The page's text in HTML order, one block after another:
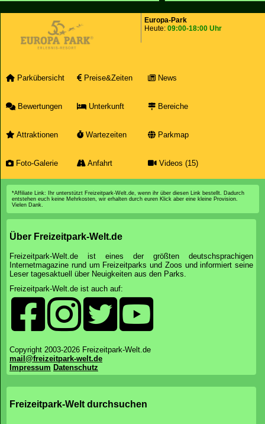
Europa-Park
Heute: 09:00-18:00 Uhr
Parkübersicht Preise&Zeiten News
Bewertungen Unterkunft Bereiche
Attraktionen Wartezeiten Parkmap
Foto-Galerie Anfahrt Videos (15)
*Affiliate Link: Ihr unterstützt Freizeitpark-Welt.de, wenn ihr über diesen Link bestellt. Dadurch
entstehen euch keine Mehrkosten, wir erhalten durch euren Klick aber eine kleine Provision.
Vielen Dank.
Über Freizeitpark-Welt.de
Freizeitpark-Welt.de ist eines der größten deutschsprachigen
Internetmagazine rund um Freizeitparks und Zoos und informiert seine
Leser tagesaktuell über Neuigkeiten aus den Parks.
Freizeitpark-Welt.de ist auch auf:
Copyright 2003-2026 Freizeitpark-Welt.de
mail@freizeitpark-welt.de
Impressum Datenschutz
Freizeitpark-Welt durchsuchen